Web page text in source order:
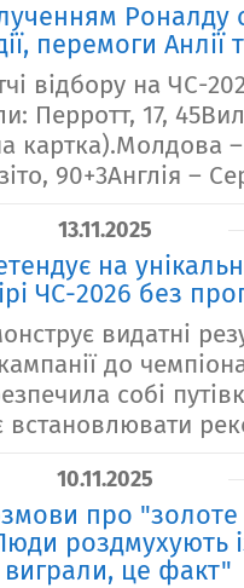
Роналду
перемоги Анлії
відбору на ЧС-
Перротт, 17,
картка).Молдова –
90+3Англія –
13.11.2025
на
ЧС-2026 без
видатні
до
собі
встановлювати
10.11.2025
про "золоте
роздмухують
це факт"